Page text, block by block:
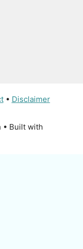
• Disclaimer
• Built with